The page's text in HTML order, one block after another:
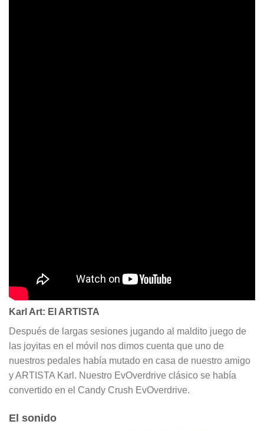
Karl Art: El ARTISTA
Después de largas sesiones jugando al maldito juego de
las joyitas en el móvil nos dimos cuenta que uno de
nuestros pedales había mutado en casa de nuestro amigo
y ARTISTA Karl. Nuestro EvOverdrive clásico se había
convertido en el Candy Crush EvOverdrive.
El sonido